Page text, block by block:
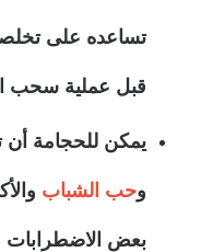
تساعده على
قبل عملية سحب
يمكن للحجامة
وحب الشباب
بعض الاضطرابات